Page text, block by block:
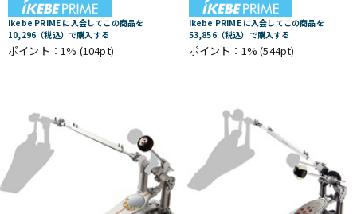
Ikebe PRIME に入会してこの商品を
10,296（税込）で購入する
ポイント：1% (104pt)
Ikebe PRIME に入会してこの商品を
53,856（税込）で購入する
ポイント：1%(544pt)